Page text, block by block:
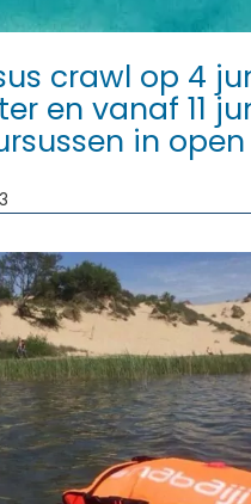
crawl op 4
en vanaf 11
in